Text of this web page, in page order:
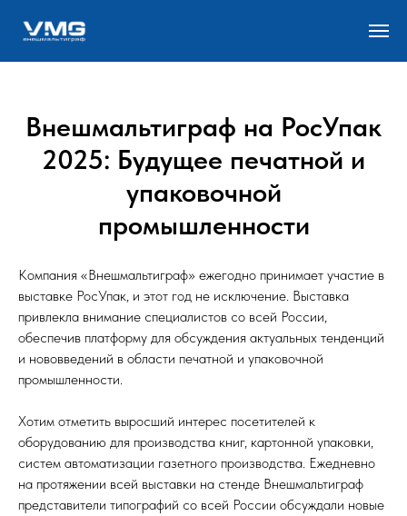
Внешмальтиграф на РосУпак
2025: Будущее печатной и
упаковочной
промышленности
Компания «Внешмальтиграф» ежегодно принимает участие в
выставке РосУпак, и этот год не исключение. Выставка
привлекла внимание специалистов со всей России,
обеспечив платформу для обсуждения актуальных тенденций
и нововведений в области печатной и упаковочной
промышленности.
Хотим отметить выросший интерес посетителей к
оборудованию для производства книг, картонной упаковки,
систем автоматизации газетного производства. Ежедневно
на протяжении всей выставки на стенде Внешмальтиграф
представители типографий со всей России обсуждали новые